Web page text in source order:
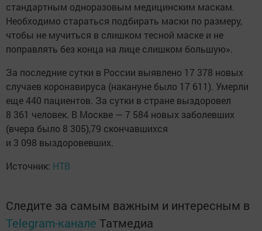
стандартным одноразовым медицинским маскам.
Необходимо стараться подбирать маски по размеру,
чтобы не мучиться в слишком тесной маске и не
поправлять без конца на лице слишком большую».
За последние сутки в России выявлено 17 378 новых
случаев коронавируса (накануне было 17 611). Умерли
еще 440 пациентов. За сутки в стране выздоровел
8 361 человек. В Москве — 7 584 новых заболевших
(вчера было 8 305),79 скончавшихся
и 3 098 выздоровевших.
Источник: НТВ
Следите за самым важным и интересным в
Telegram-канале Татмедиа